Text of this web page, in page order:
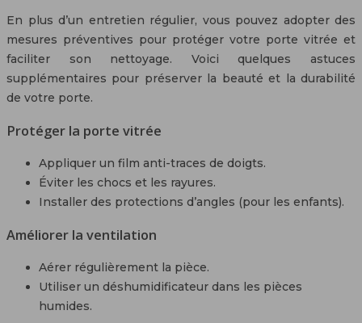
En plus d’un entretien régulier, vous pouvez adopter des
mesures préventives pour protéger votre porte vitrée et
faciliter son nettoyage. Voici quelques astuces
supplémentaires pour préserver la beauté et la durabilité
de votre porte.
Protéger la porte vitrée
Appliquer un film anti-traces de doigts.
Éviter les chocs et les rayures.
Installer des protections d’angles (pour les enfants).
Améliorer la ventilation
Aérer régulièrement la pièce.
Utiliser un déshumidificateur dans les pièces
humides.